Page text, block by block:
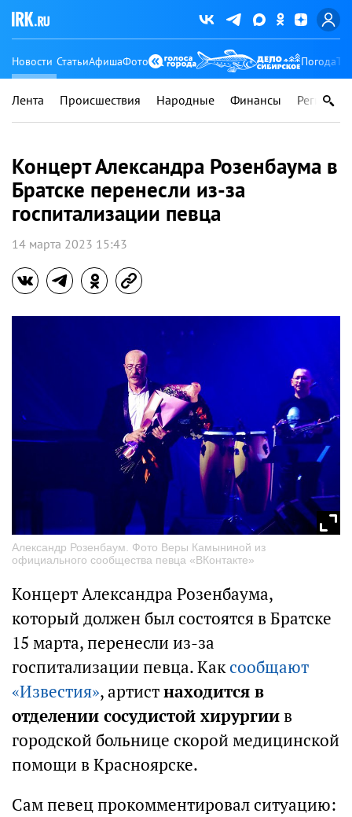
Новости СтатьиАфишаФото Погода
Лента Происшествия Народные Финансы Регионы
Концерт Александра Розенбаума в
Братске перенесли из-за
госпитализации певца
14 марта 2023 15:43
Александр Розенбаум. Фото Веры Камыниной из
официального сообщества певца «ВКонтакте»
Концерт Александра Розенбаума,
который должен был состоятся в Братске
15 марта, перенесли из-за
госпитализации певца. Каксообщают
«Известия», артистнаходится в
отделении сосудистой хирургиив
городской больнице скорой медицинской
помощи в Красноярске.
Сам певец прокомментировал ситуацию: